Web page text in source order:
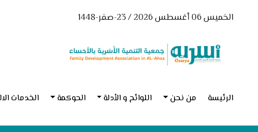
الخميس 06 أغسطس 2026 / 23-صفر-1448
الرئيسة من نحن اللوائح و الأدلة الحوكمة الخدمات